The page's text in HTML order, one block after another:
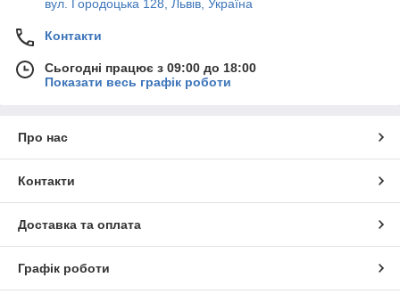
вул. Городоцька 128, Львів, Україна
Контакти
Сьогодні працює з 09:00 до 18:00
Показати весь графік роботи
Про нас
Контакти
Доставка та оплата
Графік роботи